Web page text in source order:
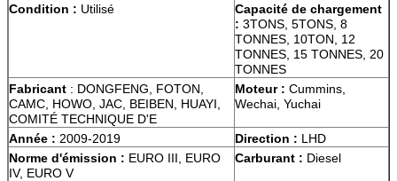
Condition : Utilisé
Capacité de chargement
: 3TONS, 5TONS, 8
TONNES, 10TON, 12
TONNES, 15 TONNES, 20
TONNES
Fabricant : DONGFENG, FOTON,
CAMC, HOWO, JAC, BEIBEN, HUAYI,
COMITÉ TECHNIQUE D'E
Moteur : Cummins,
Wechai, Yuchai
Année : 2009-2019 Direction : LHD
Norme d'émission : EURO III, EURO
IV, EURO V
Carburant : Diesel